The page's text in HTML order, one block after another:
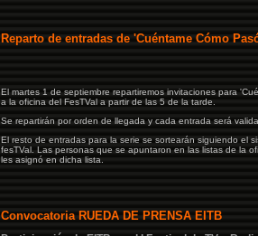
Reparto de entradas de 'Cuéntame Cómo
El martes 1 de septiembre repartiremos invitaciones para
a la oficina del FesTVal a partir de las 5 de la tarde.
Se repartirán por orden de llegada y cada entrada será
El resto de entradas para la serie se sortearán siguiendo el
fesTVal. Las personas que se apuntaron en las listas de la
les asignó en dicha lista.
Convocatoria RUEDA DE PRENSA EITB